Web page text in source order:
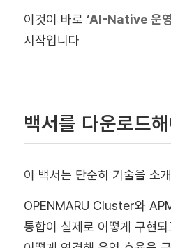
이것이 바로 ‘AI-Native 운영
시작입니다
백서를 다운로드
이 백서는 단순히 기술을 소
OPENMARU Cluster와
통합이 실제로 어떻게 구현